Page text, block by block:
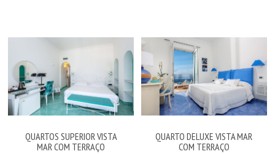
QUARTOS SUPERIOR VISTA
MAR COM TERRAÇO
QUARTO DELUXE VISTA MAR
COM TERRAÇO